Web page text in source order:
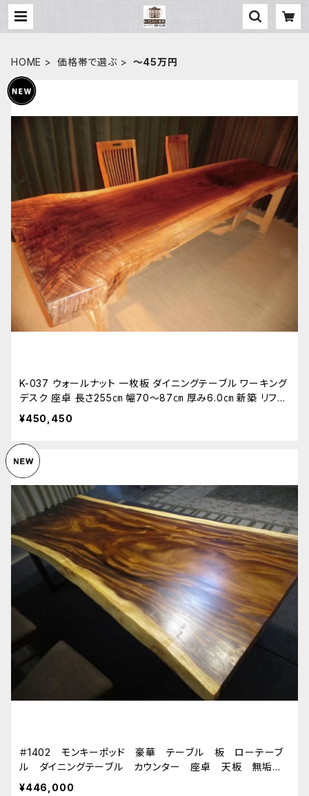
HOME 価格帯で選ぶ ～45万円
K-037 ウォールナット 一枚板 ダイニングテーブル ワーキング
デスク 座卓 長さ255㎝ 幅70～87㎝ 厚み6.0㎝ 新築 リフォ
ーム 天板 無垢 天然木
¥450,450
＃1402 モンキーポッド 豪華 テーブル 板 ローテーブ
ル ダイニングテーブル カウンター 座卓 天板 無垢
一枚板
¥446,000